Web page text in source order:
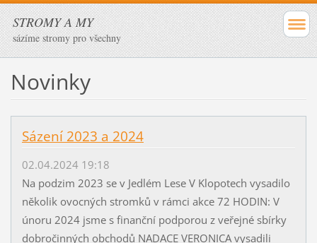
STROMY A MY
sázíme stromy pro všechny
Novinky
Sázení 2023 a 2024
02.04.2024 19:18
Na podzim 2023 se v Jedlém Lese V Klopotech vysadilo
několik ovocných stromků v rámci akce 72 HODIN: V
únoru 2024 jsme s finanční podporou z veřejné sbírky
dobročinných obchodů NADACE VERONICA vysadili